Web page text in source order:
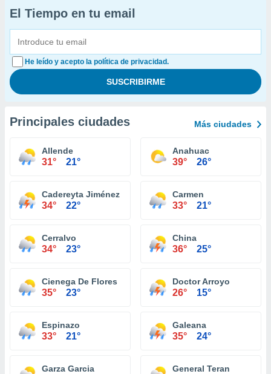
El Tiempo en tu email
He leído y acepto la política de privacidad.
Principales ciudades Más ciudades
Allende
31° 21°
Anahuac
39° 26°
Cadereyta Jiménez
34° 22°
Carmen
33° 21°
Cerralvo
34° 23°
China
36° 25°
Cienega De Flores
35° 23°
Doctor Arroyo
26° 15°
Espinazo
33° 21°
Galeana
35° 24°
Garza Garcia General Teran